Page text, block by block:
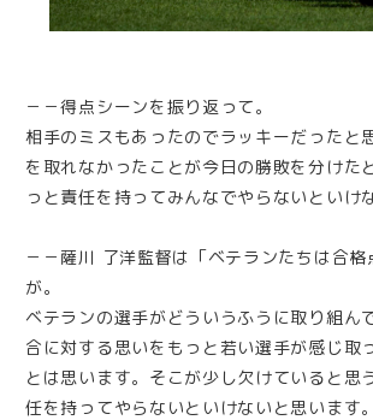
－－得点シーンを振り返って。
相手のミスもあったのでラッキーだったと
を取れなかったことが今日の勝敗を分けた
っと責任を持ってみんなでやらないといけ
－－薩川 了洋監督は「ベテランたちは合格
が。
ベテランの選手がどういうふうに取り組ん
合に対する思いをもっと若い選手が感じ取
とは思います。そこが少し欠けていると思
任を持ってやらないといけないと思います。